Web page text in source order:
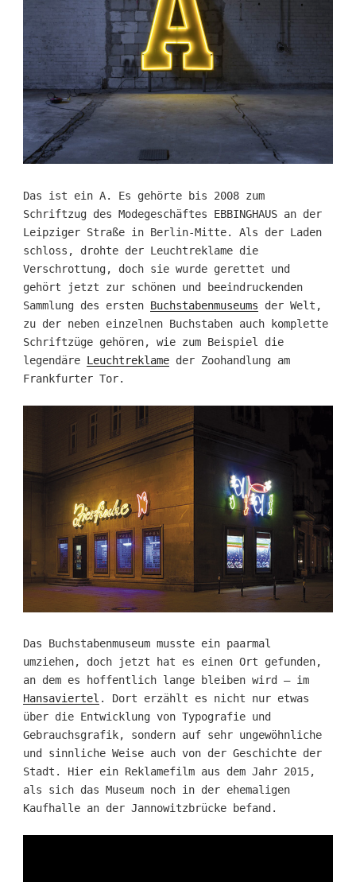
Das ist ein A. Es gehörte bis 2008 zum
Schriftzug des Modegeschäftes EBBINGHAUS an der
Leipziger Straße in Berlin-Mitte. Als der Laden
schloss, drohte der Leuchtreklame die
Verschrottung, doch sie wurde gerettet und
gehört jetzt zur schönen und beeindruckenden
Sammlung des ersten Buchstabenmuseums der Welt,
zu der neben einzelnen Buchstaben auch komplette
Schriftzüge gehören, wie zum Beispiel die
legendäre Leuchtreklameder Zoohandlung am
Frankfurter Tor.
Das Buchstabenmuseum musste ein paarmal
umziehen, doch jetzt hat es einen Ort gefunden,
an dem es hoffentlich lange bleiben wird – im
Hansaviertel . Dort erzählt es nicht nur etwas
über die Entwicklung von Typografie und
Gebrauchsgrafik, sondern auf sehr ungewöhnliche
und sinnliche Weise auch von der Geschichte der
Stadt. Hier ein Reklamefilm aus dem Jahr 2015,
als sich das Museum noch in der ehemaligen
Kaufhalle an der Jannowitzbrücke befand.